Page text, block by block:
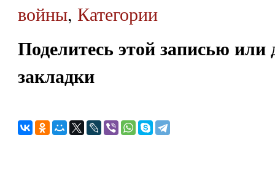
войны, Категории
Поделитесь этой записью или
закладки